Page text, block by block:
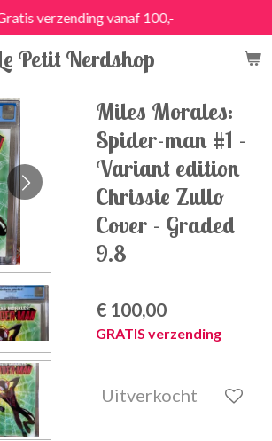
Petit Nerdshop
verzending vanaf 100,-
Miles Morales:
Spider-man #1 -
Variant edition
Chrissie Zullo
Cover - Graded
9.8
€ 100,00
GRATIS verzending
Uitverkocht